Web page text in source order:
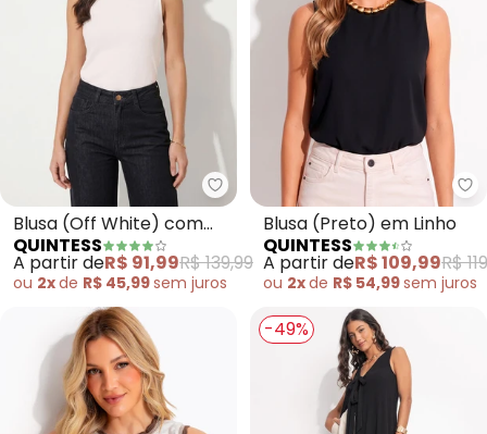
Quintess - Blusa (Off White)
Blusa (Off White) com
Brilho
QUINTESS
A partir deR$ 91,99R$ 139,99
ou 2xde R$ 45,99sem juros
Blusa (Preto) em Linho
QUINTESS
A partir deR$ 109,99R$
ou 2xde R$ 54,99sem juros
-49%